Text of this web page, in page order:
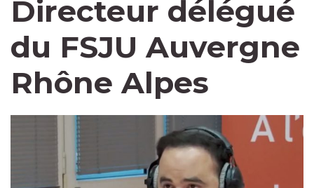
Directeur délégué
du FSJU Auvergne
Rhône Alpes